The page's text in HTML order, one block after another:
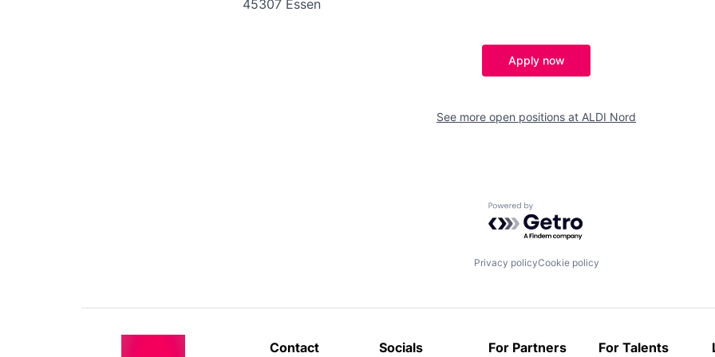
45307 Essen
Apply now
See more open positions at ALDI Nord
Powered by Getro.com
Privacy policyCookie policy
Contact Socials For Partners For Talents